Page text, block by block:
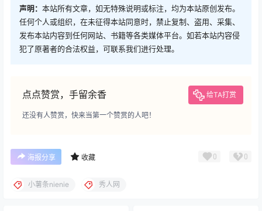
声明： 本站所有文章，如无特殊说明或标注，均为本站原创发布。
任何个人或组织，在未征得本站同意时，禁止复制、盗用、采集、
发布本站内容到任何网站、书籍等各类媒体平台。如若本站内容侵
犯了原著者的合法权益，可联系我们进行处理。
点点赞赏，手留余香 给TA打赏
还没有人赞赏，快来当第一个赞赏的人吧！
海报分享 收藏 0 0
小薯条nienie 秀人网